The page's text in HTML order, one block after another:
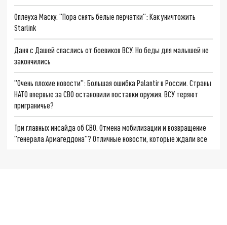
Оплеуха Маску. "Пора снять белые перчатки": Как уничтожить
Starlink
Даня с Дашей спаслись от боевиков ВСУ. Но беды для малышей не
закончились
"Очень плохие новости": Большая ошибка Palantir в России. Страны
НАТО впервые за СВО остановили поставки оружия. ВСУ теряют
приграничье?
Три главных инсайда об СВО. Отмена мобилизации и возвращение
"генерала Армагеддона"? Отличные новости, которые ждали все